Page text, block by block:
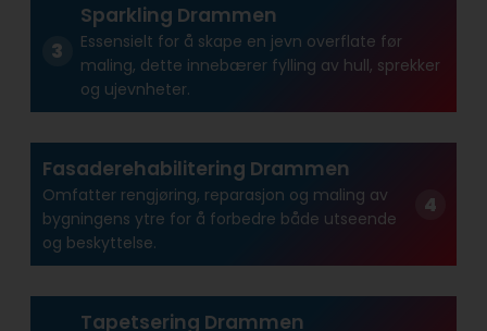
Sparkling Drammen
Essensielt for å skape en jevn overflate før
maling, dette innebærer fylling av hull, sprekker
og ujevnheter.
Fasaderehabilitering Drammen
Omfatter rengjøring, reparasjon og maling av
bygningens ytre for å forbedre både utseende
og beskyttelse.
Tapetsering Drammen